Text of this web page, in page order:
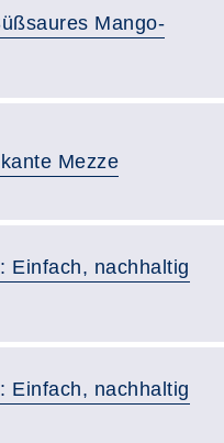
Mango-
Mezze
Einfach, nachhaltig
Einfach, nachhaltig